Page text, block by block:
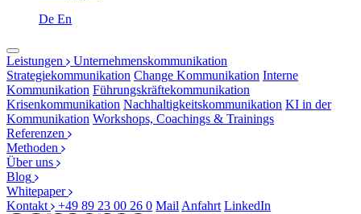
De En
Leistungen
Unternehmenskommunikation
Strategiekommunikation Change Kommunikation Interne
Kommunikation Führungskräftekommunikation
Krisenkommunikation Nachhaltigkeitskommunikation KI in der
Kommunikation Workshops, Coachings & Trainings
Referenzen
Methoden
Über uns
Blog
Whitepaper
Kontakt
+49 89 23 00 26 0 MailAnfahrt LinkedIn